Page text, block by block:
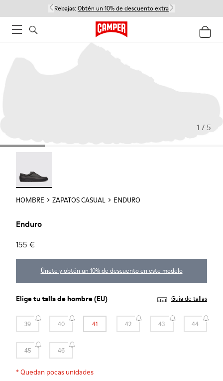
Rebajas: Obtén un 10% de descuento extra
1 / 5
HOMBRE ZAPATOS CASUAL ENDURO
Enduro
155 €
Únete y obtén un 10% de descuento en este modelo
Elige tutalla de hombre(EU) Guía de tallas
39 40 41 42 43 44
45 46
*Quedan pocas unidades